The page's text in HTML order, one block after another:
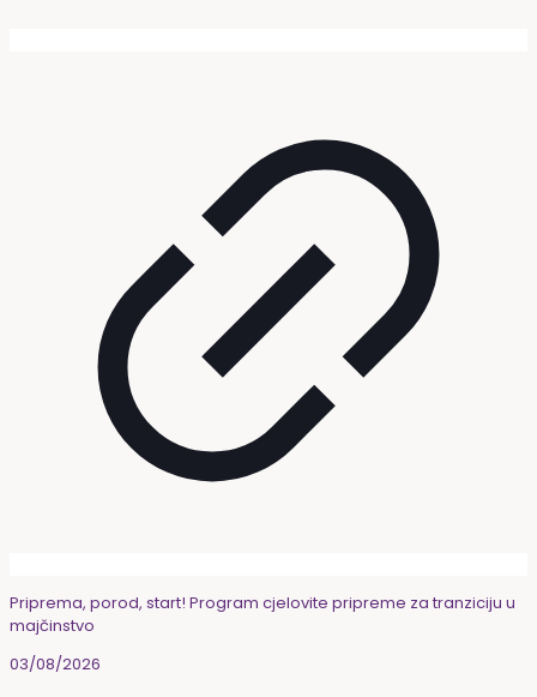
Priprema, porod, start! Program cjelovite pripreme za tranziciju u
majčinstvo
03/08/2026